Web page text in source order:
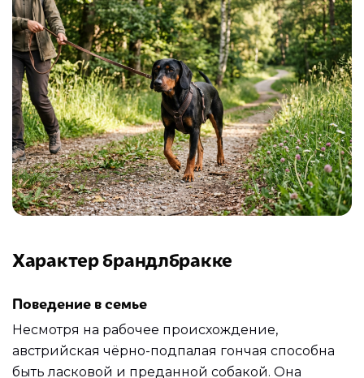
Характер брандлбракке
Поведение в семье
Несмотря на рабочее происхождение,
австрийская чёрно-подпалая гончая способна
быть ласковой и преданной собакой. Она